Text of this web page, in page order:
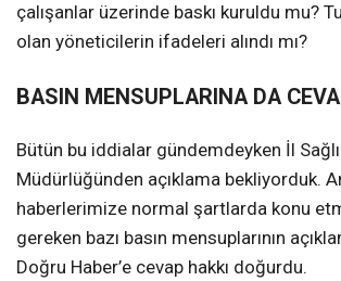
çalışanlar üzerinde baskı kuruldu mu?
olan yöneticilerin ifadeleri alındı mı?
BASIN MENSUPLARINA DA
Bütün bu iddialar gündemdeyken İl
Müdürlüğünden açıklama bekliyorduk.
haberlerimize normal şartlarda konu
gereken bazı basın mensuplarının
Doğru Haber’e cevap hakkı doğurdu.